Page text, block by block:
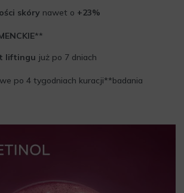
skóry nawet o +23%
**
liftingu już po 7 dniach
po 4 tygodniach kuracji**badania